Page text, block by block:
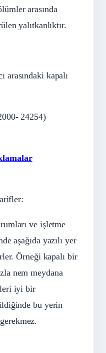
arasında
yalıtkanlıktır.
arasındaki kapalı
24254)
ve işletme
aşağıda yazılı yer
Örneği kapalı bir
nem meydana
iyi bir
bu yerin